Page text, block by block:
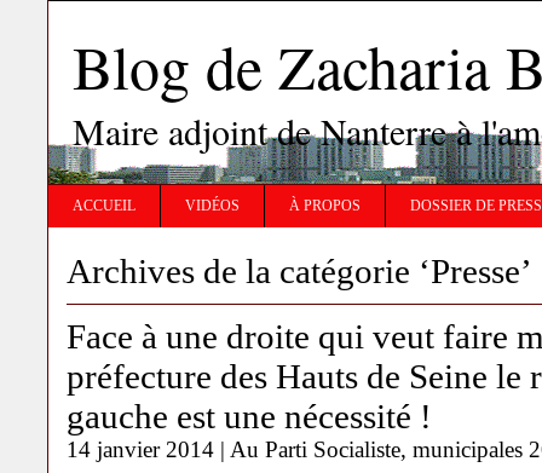
Blog de Zacharia
Maire adjoint de Nanterre à
ACCUEIL VIDÉOS À PROPOS DOSSIER DE
Archives de la catégorie ‘Presse’
Face à une droite qui veut faire
préfecture des Hauts de Seine le
gauche est une nécessité !
14 janvier 2014 | Au Parti Socialiste, municipales